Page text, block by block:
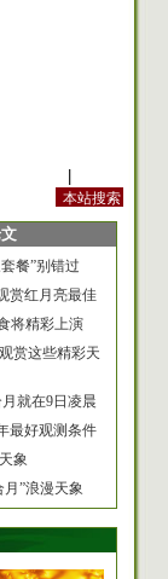
餐”别错过
赏红月亮最佳
将精彩上演
赏这些精彩天
就在9日凌晨
最好观测条件
象
”浪漫天象